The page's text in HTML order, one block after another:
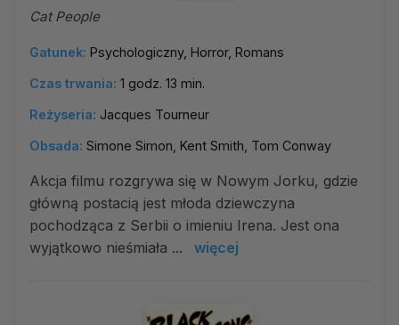
Cat People
Gatunek: Psychologiczny, Horror, Romans
Czas trwania: 1 godz. 13 min.
Reżyseria: Jacques Tourneur
Obsada: Simone Simon, Kent Smith, Tom Conway
Akcja filmu rozgrywa się w Nowym Jorku, gdzie
główną postacią jest młoda dziewczyna
pochodząca z Serbii o imieniu Irena. Jest ona
wyjątkowo nieśmiała ...
więcej